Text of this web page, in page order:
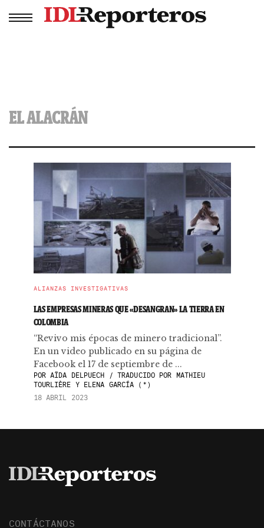
EL ALACRÁN
ALIANZAS INVESTIGATIVAS
LAS EMPRESAS MINERAS QUE «DESANGRAN» LA TIERRA EN
COLOMBIA
“Revivo mis épocas de minero tradicional”.
En un video publicado en su página de
Facebook el 17 de septiembre de ...
PORAÏDA DELPUECH / TRADUCIDO POR MATHIEU
TOURLIÈRE Y ELENA GARCÍA (*)
18 ABRIL 2023
CONTÁCTANOS